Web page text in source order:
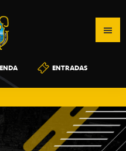
ENTRADAS